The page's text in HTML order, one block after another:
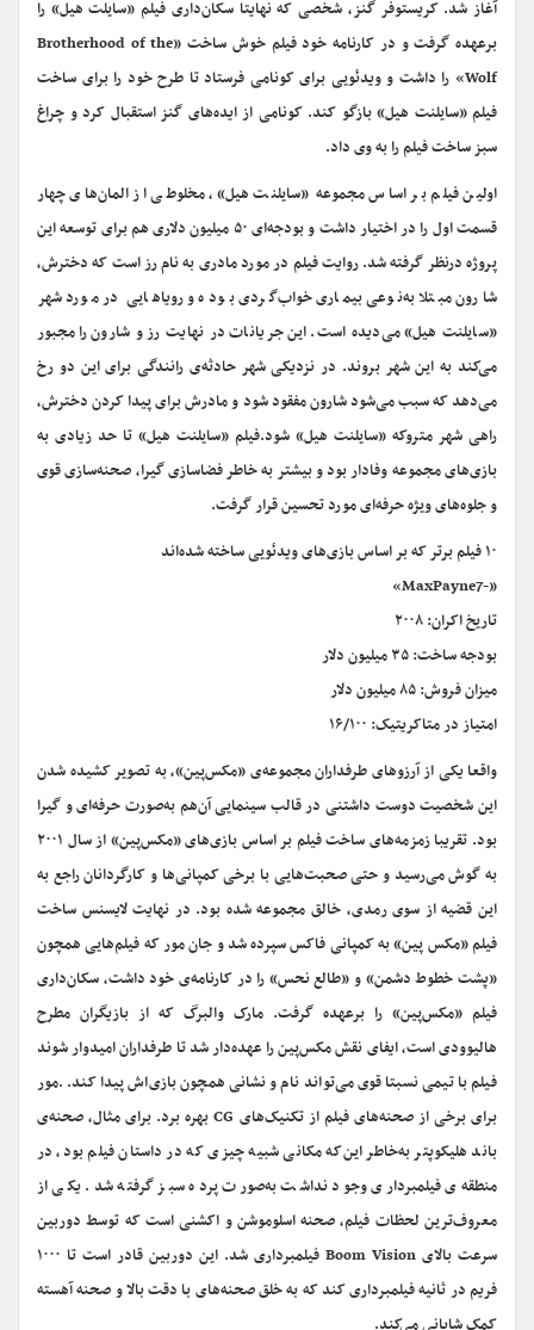
آغاز شد. کریستوفر گنز، شخصی که نهایتا سکان‌داری فیلم «سایلت هیل» را
برعهده گرفت و در کارنامه خود فیلم خوش ساخت «Brotherhood of the
Wolf» را داشت و ویدئویی برای کونامی فرستاد تا طرح خود را برای ساخت
فیلم «سایلنت هیل» بازگو کند. کونامی از ایده‌های گنز استقبال کرد و چراغ
سبز ساخت فیلم را به وی داد.
اولین فیلم بر اساس مجموعه‌ «سایلنت هیل»، مخلوطی از المان‌های چهار
قسمت اول را در اختیار داشت و بودجه‌ای ۵۰ میلیون دلاری هم برای توسعه‌ این
پروژه درنظر گرفته شد. روایت فیلم در مورد مادری به نام رز است که دخترش،
شارون مبتلا به‌نوعی بیماری خواب‌گردی بوده و رویاهایی در مورد شهر
«سایلنت هیل» می‌دیده است. این جریانات در نهایت رز و شارون را مجبور
می‌کند به این شهر بروند. در نزدیکی شهر حادثه‌ی رانندگی برای این دو رخ
می‌دهد که سبب می‌شود شارون مفقود شود و مادرش برای پیدا کردن دخترش،
راهی شهر متروکه «سایلنت هیل» شود.فیلم «سایلنت هیل» تا حد زیادی به
بازی‌های مجموعه وفادار بود و بیشتر به خاطر فضاسازی گیرا، صحنه‌سازی قوی
و جلوه‌های ویژه حرفه‌ای مورد تحسین قرار گرفت.
۱۰ فیلم برتر که بر اساس بازی‌های ویدئویی ساخته شده‌اند
«-MaxPayne7»
تاریخ اکران: ۲۰۰۸
بودجه ساخت: ۳۵ میلیون دلار
میزان فروش: ۸۵ میلیون دلار
امتیاز در متاکریتیک: ۱۶/۱۰۰
واقعا یکی از آرزوهای طرفداران مجموعه‌ی «مکس‌پین»، به تصویر کشیده شدن
این شخصیت دوست داشتنی در قالب سینمایی آن‌هم به‌صورت حرفه‌ای و گیرا
بود. تقریبا زمزمه‌های ساخت فیلم بر اساس بازی‌های «مکس‌پین» از سال ۲۰۰۱
به گوش می‌رسید و حتی صحبت‌هایی با برخی کمپانی‌ها و کارگردانان راجع به
این قضیه از سوی رمدی، خالق مجموعه شده بود. در نهایت لایسنس ساخت
فیلم «مکس پین» به کمپانی فاکس سپرده شد و جان مور که فیلم‌هایی همچون
«پشت خطوط دشمن» و «طالع نحس» را در کارنامه‌ی خود داشت، سکان‌داری
فیلم «مکس‌پین» را برعهده گرفت. مارک والبرگ که از بازیگران مطرح
هالیوودی است، ایفای نقش مکس‌پین را عهده‌دار شد تا طرفداران امیدوار شوند
فیلم با تیمی نسبتا قوی می‌تواند نام و نشانی همچون بازی‌اش پیدا کند. .مور
برای برخی از صحنه‌های فیلم از تکنیک‌های CG بهره برد. برای مثال، صحنه‌ی
باند هلیکوپتر به‌خاطر این‌که مکانی شبیه چیزی که در داستان فیلم بود، در
منطقه‌ی فیلمبرداری وجود نداشت به‌صورت پرده سبز گرفته شد. یکی از
معروف‌ترین لحظات فیلم، صحنه‌ اسلوموشن و اکشنی است که توسط دوربین
سرعت بالای Boom Vision فیلمبرداری شد. این دوربین قادر است تا ۱۰۰۰
فریم در ثانیه فیلمبرداری کند که به خلق صحنه‌های با دقت بالا و صحنه آهسته